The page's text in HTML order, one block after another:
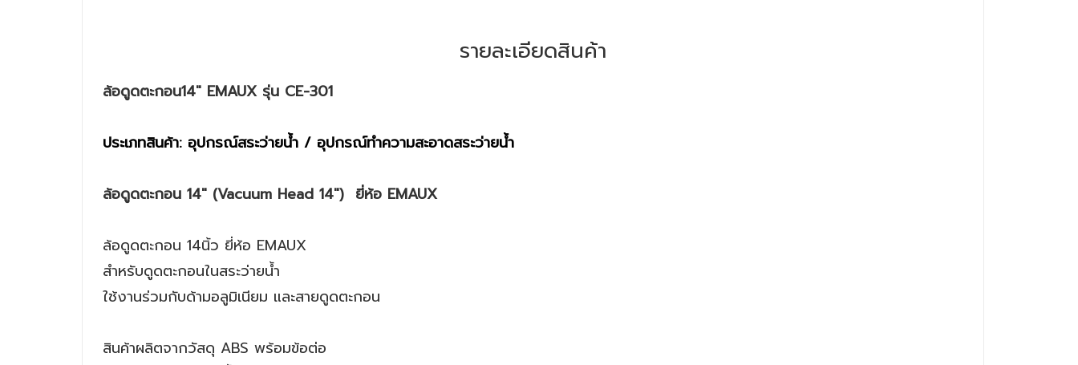
รายละเอียดสินค้า
ล้อดูดตะกอน14" EMAUX รุ่น CE-301
ประเภทสินค้า: อุปกรณ์สระว่ายน้ำ / อุปกรณ์ทำความสะอาดสระว่ายน้ำ
ล้อดูดตะกอน 14" (Vacuum Head 14") ยี่ห้อ EMAUX
ล้อดูดตะกอน 14นิ้ว ยี่ห้อ EMAUX
สำหรับดูดตะกอนในสระว่ายน้ำ
ใช้งานร่วมกับด้ามอลูมิเนียม และสายดูดตะกอน
สินค้าผลิตจากวัสดุ ABS พร้อมข้อต่อ